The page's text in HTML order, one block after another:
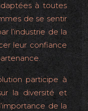
à toutes
de se sentir
l’industrie de la
leur confiance
participe à
la diversité et
de la